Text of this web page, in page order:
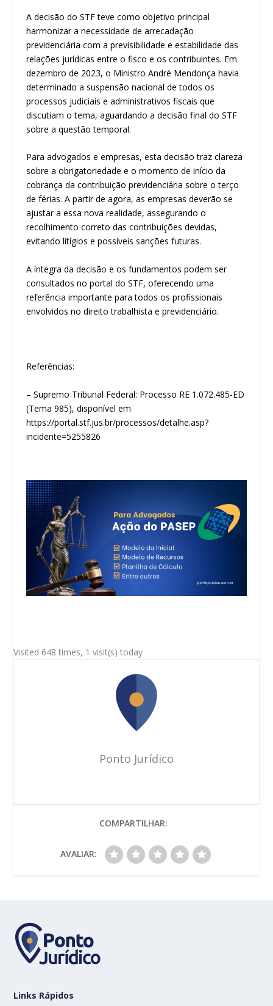
A decisão do STF teve como objetivo principal
harmonizar a necessidade de arrecadação
previdenciária com a previsibilidade e estabilidade das
relações jurídicas entre o fisco e os contribuintes. Em
dezembro de 2023, o Ministro André Mendonça havia
determinado a suspensão nacional de todos os
processos judiciais e administrativos fiscais que
discutiam o tema, aguardando a decisão final do STF
sobre a questão temporal.
Para advogados e empresas, esta decisão traz clareza
sobre a obrigatoriedade e o momento de início da
cobrança da contribuição previdenciária sobre o terço
de férias. A partir de agora, as empresas deverão se
ajustar a essa nova realidade, assegurando o
recolhimento correto das contribuições devidas,
evitando litígios e possíveis sanções futuras.
A íntegra da decisão e os fundamentos podem ser
consultados no portal do STF, oferecendo uma
referência importante para todos os profissionais
envolvidos no direito trabalhista e previdenciário.
Referências:
– Supremo Tribunal Federal: Processo RE 1.072.485-ED
(Tema 985), disponível em
https://portal.stf.jus.br/processos/detalhe.asp?
incidente=5255826
Visited 648 times, 1 visit(s) today
Ponto Jurídico
COMPARTILHAR:
AVALIAR:
Links Rápidos